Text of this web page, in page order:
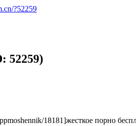
?52259
52259)
18181]жесткое порно